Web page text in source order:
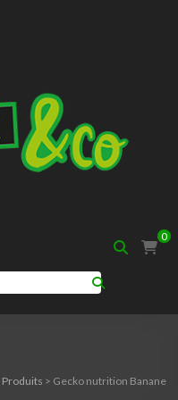
0
Produits > Gecko nutrition Banane